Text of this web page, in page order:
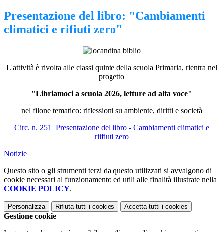
Presentazione del libro: "Cambiamenti
climatici e rifiuti zero"
L'attività è rivolta alle classi quinte della scuola Primaria, rientra nel
progetto
"Libriamoci a scuola 2026, letture ad alta voce"
nel filone tematico: riflessioni su ambiente, diritti e società
Circ. n. 251_Presentazione del libro - Cambiamenti climatici e
riifiuti zero
Notizie
Questo sito o gli strumenti terzi da questo utilizzati si avvalgono di
cookie necessari al funzionamento ed utili alle finalità illustrate nella
COOKIE POLICY.
Personalizza Rifiuta tutti i cookies Accetta tutti i cookies
Gestione cookie